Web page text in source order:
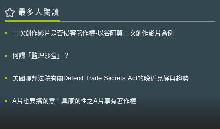
有越來越大的壓力必須正視全球氣候變遷問題，故SEC未來對於請願團體的
回應及可能採取的措施，將代表公司應如何揭露氣候變遷風險資訊，始為適
當。 此外，面對全球變遷所帶來的挑戰，美國許多州均積極提出或通
挑戰為機會，然而公司在其中所為的投入，意味一定的財務風險，根據當前
企業經營者與投資人注意。雖然能源產業是氣候變遷風險最主要的揭露者，
候現象所導致的財務損失）。
要求。此外，如違反通知義務，將處以最高5千美元或每次（未履行通知義
務）20美元 （上限25萬美元）的民事賠償。且美國司法部長（The
企業，並按紐約民事執行法與規則（The Civil Practice Law And Rules）第
年3月1日生效。 當天州長亦簽署「身份盜用預防措施和緩解服務修正
Prevention ）與「緩解服務」（Mitigation Services），為消費者制定長期
料洩漏事件進行信用凍結，並提供消費者無償凍結其信用的權利。該法預計
最多人閱讀
二次創作影片是否侵害著作權-以谷阿莫二次創作影片為例
何謂「監理沙盒」？
美國聯邦法院有關Defend Trade Secrets Act的晚近見解與趨勢
A片也要搞創意！具原創性之A片享有著作權